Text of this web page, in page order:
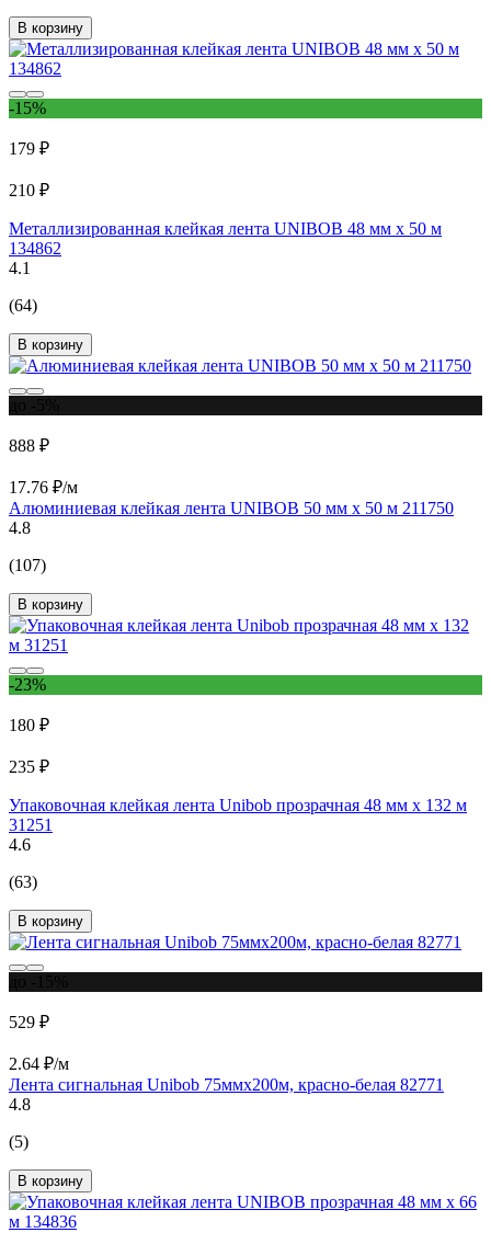
В корзину
-15%
179 ₽
210 ₽
Металлизированная клейкая лента UNIBOB 48 мм х 50 м
134862
4.1
(64)
В корзину
888 ₽
17.76 ₽/м
Алюминиевая клейкая лента UNIBOB 50 мм х 50 м 211750
4.8
(107)
В корзину
-23%
180 ₽
235 ₽
Упаковочная клейкая лента Unibob прозрачная 48 мм х 132 м
31251
4.6
(63)
В корзину
529 ₽
2.64 ₽/м
Лента сигнальная Unibob 75ммх200м, красно-белая 82771
4.8
(5)
В корзину